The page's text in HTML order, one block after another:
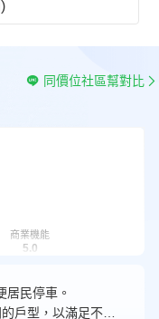
同價位社區幫對比
居民停車。
商業機能
5.0
格局規劃
3.0